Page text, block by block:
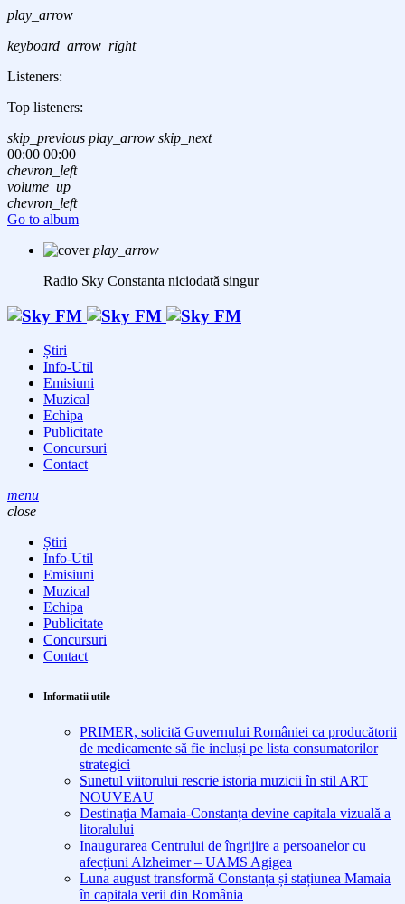
play_arrow
keyboard_arrow_right
Listeners:
Top listeners:
skip_previous play_arrow skip_next
00:00 00:00
chevron_left
volume_up
chevron_left
Go to album
play_arrow
Radio Sky Constanta niciodată singur
Știri
Info-Util
Emisiuni
Muzical
Echipa
Publicitate
Concursuri
Contact
menu
close
Știri
Info-Util
Emisiuni
Muzical
Echipa
Publicitate
Concursuri
Contact
Informatii utile
PRIMER, solicită Guvernului României ca producătorii
de medicamente să fie incluși pe lista consumatorilor
strategici
Sunetul viitorului rescrie istoria muzicii în stil ART
NOUVEAU
Destinația Mamaia-Constanța devine capitala vizuală a
litoralului
Inaugurarea Centrului de îngrijire a persoanelor cu
afecțiuni Alzheimer – UAMS Agigea
Luna august transformă Constanța și stațiunea Mamaia
în capitala verii din România